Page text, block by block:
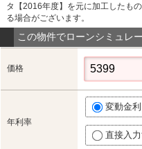
タ【2016年度】を元に加工したも
る場合がございます。
この物件でローンシミュレ
価格
年利率
変動金
直接入